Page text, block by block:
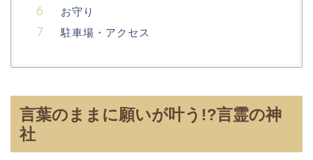
お守り
駐車場・アクセス
言葉のままに願いが叶う!?言霊の神
社